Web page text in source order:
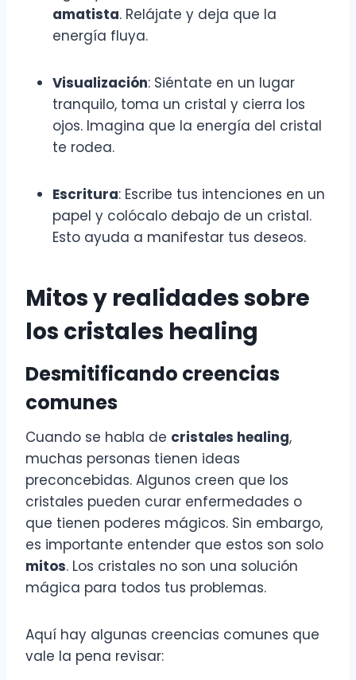
amatista. Relájate y deja que la
energía fluya.
Visualización: Siéntate en un lugar
tranquilo, toma un cristal y cierra los
ojos. Imagina que la energía del cristal
te rodea.
Escritura: Escribe tus intenciones en un
papel y colócalo debajo de un cristal.
Esto ayuda a manifestar tus deseos.
Mitos y realidades sobre
los cristales healing
Desmitificando creencias
comunes
Cuando se habla de cristales healing,
muchas personas tienen ideas
preconcebidas. Algunos creen que los
cristales pueden curar enfermedades o
que tienen poderes mágicos. Sin embargo,
es importante entender que estos son solo
mitos. Los cristales no son una solución
mágica para todos tus problemas.
Aquí hay algunas creencias comunes que
vale la pena revisar: